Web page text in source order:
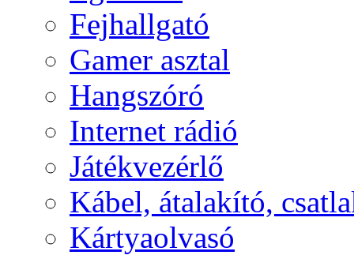
Fejhallgató
Gamer asztal
Hangszóró
Internet rádió
Játékvezérlő
Kábel, átalakító,
Kártyaolvasó